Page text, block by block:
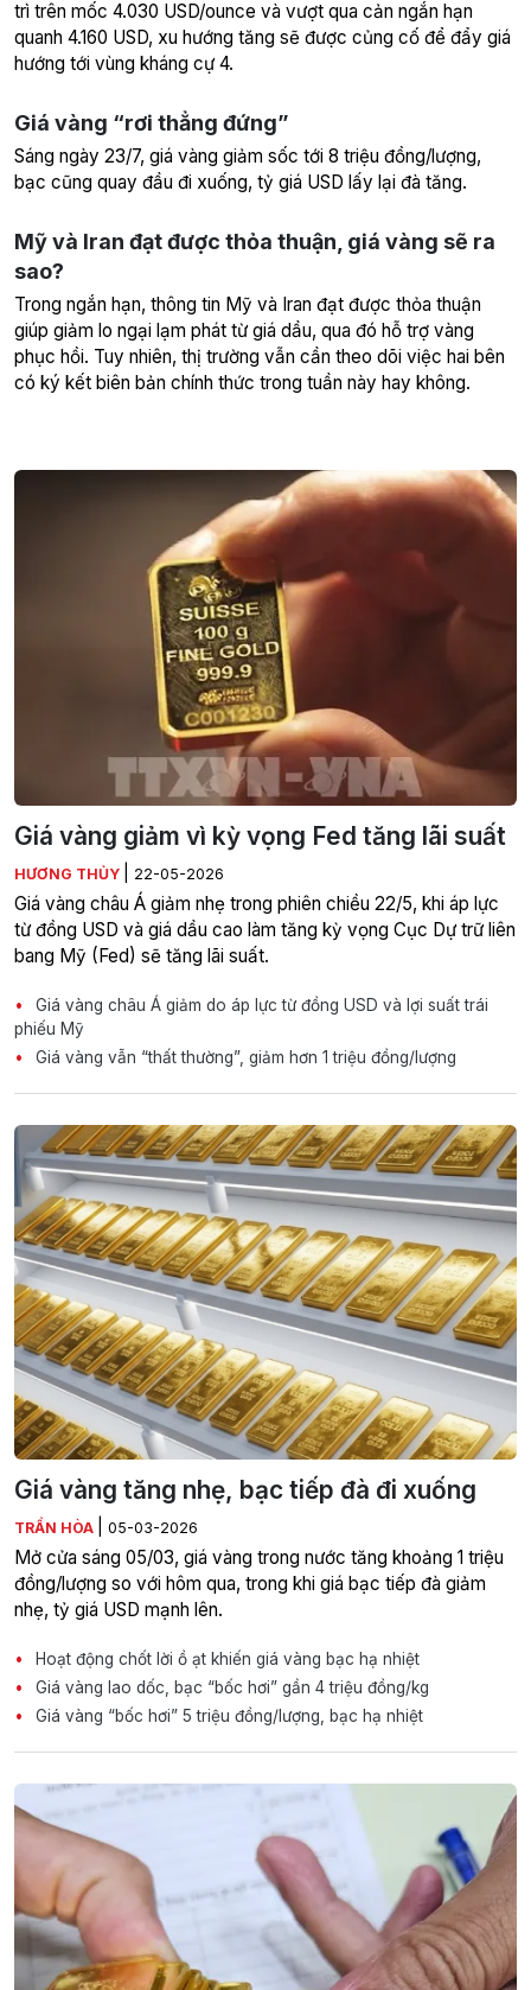
trì trên mốc 4.030 USD/ounce và vượt qua cản ngắn hạn
quanh 4.160 USD, xu hướng tăng sẽ được củng cố để đẩy giá
hướng tới vùng kháng cự 4.
Giá vàng “rơi thẳng đứng”
Sáng ngày 23/7, giá vàng giảm sốc tới 8 triệu đồng/lượng,
bạc cũng quay đầu đi xuống, tỷ giá USD lấy lại đà tăng.
Mỹ và Iran đạt được thỏa thuận, giá vàng sẽ ra
sao?
Trong ngắn hạn, thông tin Mỹ và Iran đạt được thỏa thuận
giúp giảm lo ngại lạm phát từ giá dầu, qua đó hỗ trợ vàng
phục hồi. Tuy nhiên, thị trường vẫn cần theo dõi việc hai bên
có ký kết biên bản chính thức trong tuần này hay không.
Giá vàng giảm vì kỳ vọng Fed tăng lãi suất
HƯƠNG THỦY 22-05-2026
Giá vàng châu Á giảm nhẹ trong phiên chiều 22/5, khi áp lực
từ đồng USD và giá dầu cao làm tăng kỳ vọng Cục Dự trữ liên
bang Mỹ (Fed) sẽ tăng lãi suất.
Giá vàng châu Á giảm do áp lực từ đồng USD và lợi suất trái
phiếu Mỹ
Giá vàng vẫn “thất thường”, giảm hơn 1 triệu đồng/lượng
Giá vàng tăng nhẹ, bạc tiếp đà đi xuống
TRẦN HÒA 05-03-2026
Mở cửa sáng 05/03, giá vàng trong nước tăng khoảng 1 triệu
đồng/lượng so với hôm qua, trong khi giá bạc tiếp đà giảm
nhẹ, tỷ giá USD mạnh lên.
Hoạt động chốt lời ồ ạt khiến giá vàng bạc hạ nhiệt
Giá vàng lao dốc, bạc “bốc hơi” gần 4 triệu đồng/kg
Giá vàng “bốc hơi” 5 triệu đồng/lượng, bạc hạ nhiệt